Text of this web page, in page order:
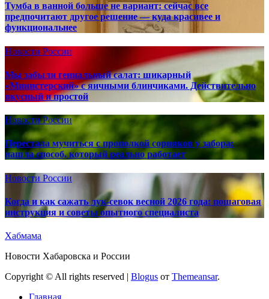
Тумба в ванной больше не вариант: сейчас все
предпочитают другое решение — куда красивее и
функциональнее
Новости России
Мы забыли гениальный салат: шикарный
«Министерский» с яичными блинчиками. Действительно
вкусный и простой
Новости России
Перестала мучиться с прополкой сорняков у забора:
нашла способ, который реально работает
Новости России
Когда и как сажать лук-севок весной 2026 года: пошаговая
инструкция и советы опытного специалиста
Хабмама
Новости Хабаровска и России
Copyright © All rights reserved | Blogus от Themeansar.